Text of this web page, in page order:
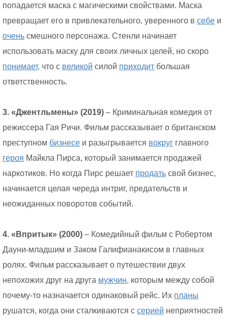
попадается маска с магическими свойствами. Маска
превращает его в привлекательного, уверенного в себе и
очень смешного персонажа. Стенли начинает
использовать маску для своих личных целей, но скоро
понимает, что с великой силой приходит большая
ответственность.
3. «Джентльмены» (2019) – Криминальная комедия от
режиссера Гая Ричи. Фильм рассказывает о британском
преступном бизнесе и разыгрывается вокруг главного
героя Майкла Пирса, который занимается продажей
наркотиков. Но когда Пирс решает продать свой бизнес,
начинается целая череда интриг, предательств и
неожиданных поворотов событий.
4. «Впритык» (2000) – Комедийный фильм с Робертом
Дауни-младшим и Заком Галифианакисом в главных
ролях. Фильм рассказывает о путешествии двух
непохожих друг на друга мужчин, которым между собой
почему-то назначается одинаковый рейс. Их планы
рушатся, когда они сталкиваются с серией неприятностей